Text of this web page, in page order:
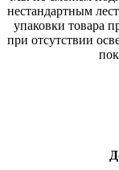
нестандартным
упаковки товара
при отсутствии